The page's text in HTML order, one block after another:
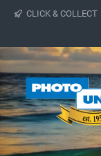
Zur
CLICK & COLLECT